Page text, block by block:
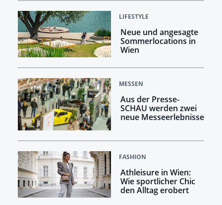
LIFESTYLE
Neue und angesagte
Sommerlocations in
Wien
MESSEN
Aus der Presse-
SCHAU werden zwei
neue Messeerlebnisse
FASHION
Athleisure in Wien:
Wie sportlicher Chic
den Alltag erobert